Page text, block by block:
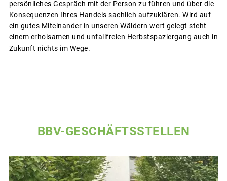
persönliches Gespräch mit der Person zu führen und über die
Konsequenzen Ihres Handels sachlich aufzuklären. Wird auf
ein gutes Miteinander in unseren Wäldern wert gelegt steht
einem erholsamen und unfallfreien Herbstspaziergang auch in
Zukunft nichts im Wege.
BBV-GESCHÄFTSSTELLEN